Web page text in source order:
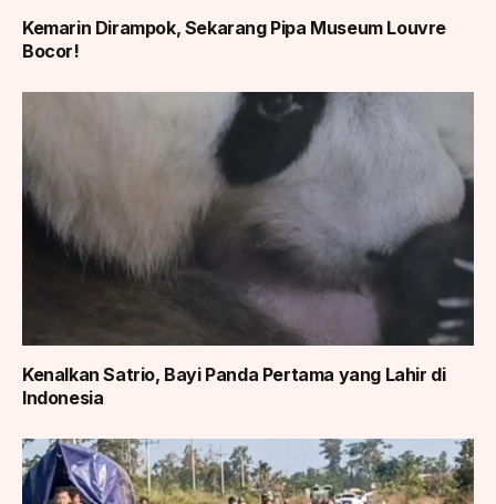
Kemarin Dirampok, Sekarang Pipa Museum Louvre
Bocor!
Kenalkan Satrio, Bayi Panda Pertama yang Lahir di
Indonesia